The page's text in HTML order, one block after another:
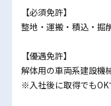
【必須免許】
整地・運搬・積込・掘
【優遇免許】
解体用の車両系建設機
※入社後に取得でもOK